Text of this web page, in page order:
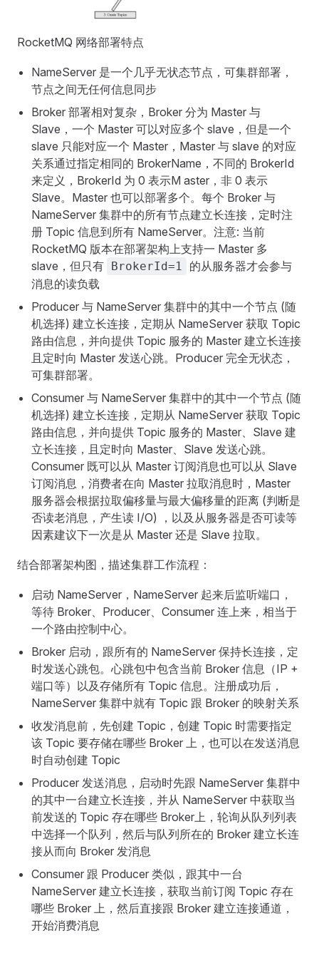
RocketMQ 网络部署特点
NameServer 是一个几乎无状态节点，可集群部署，
节点之间无任何信息同步
Broker 部署相对复杂，Broker 分为 Master 与
Slave，一个 Master 可以对应多个 slave，但是一个
slave 只能对应一个 Master，Master 与 slave 的对应
关系通过指定相同的 BrokerName，不同的 BrokerId
来定义，BrokerId 为 0 表示M aster，非 0 表示
Slave。Master 也可以部署多个。每个 Broker 与
NameServer 集群中的所有节点建立长连接，定时注
册 Topic 信息到所有 NameServer。注意: 当前
RocketMQ 版本在部署架构上支持一 Master 多
slave，但只有 BrokerId=1
的从服务器才会参与
消息的读负载
Producer 与 NameServer 集群中的其中一个节点 (随
机选择) 建立长连接，定期从 NameServer 获取 Topic
路由信息，并向提供 Topic 服务的 Master 建立长连接
且定时向 Master 发送心跳。Producer 完全无状态，
可集群部署。
Consumer 与 NameServer 集群中的其中一个节点 (随
机选择) 建立长连接，定期从 NameServer 获取 Topic
路由信息，并向提供 Topic 服务的 Master、Slave 建
立长连接，且定时向 Master、Slave 发送心跳。
Consumer 既可以从 Master 订阅消息也可以从 Slave
订阅消息，消费者在向 Master 拉取消息时，Master
服务器会根据拉取偏移量与最大偏移量的距离 (判断是
否读老消息，产生读 I/O) ，以及从服务器是否可读等
因素建议下一次是从 Master 还是 Slave 拉取。
结合部署架构图，描述集群工作流程：
启动 NameServer，NameServer 起来后监听端口，
等待 Broker、Producer、Consumer 连上来，相当于
一个路由控制中心。
Broker 启动，跟所有的 NameServer 保持长连接，定
时发送心跳包。心跳包中包含当前 Broker 信息（IP +
端口等）以及存储所有 Topic 信息。注册成功后，
NameServer 集群中就有 Topic 跟 Broker 的映射关系
收发消息前，先创建 Topic，创建 Topic 时需要指定
该 Topic 要存储在哪些 Broker 上，也可以在发送消息
时自动创建 Topic
Producer 发送消息，启动时先跟 NameServer 集群中
的其中一台建立长连接，并从 NameServer 中获取当
前发送的 Topic 存在哪些 Broker上，轮询从队列列表
中选择一个队列，然后与队列所在的 Broker 建立长连
接从而向 Broker 发消息
Consumer 跟 Producer 类似，跟其中一台
NameServer 建立长连接，获取当前订阅 Topic 存在
哪些 Broker 上，然后直接跟 Broker 建立连接通道，
开始消费消息